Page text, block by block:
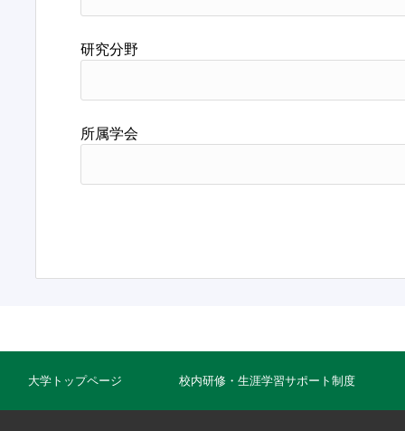
研究分野
所属学会
大学トップページ 校内研修・生涯学習サポート制度